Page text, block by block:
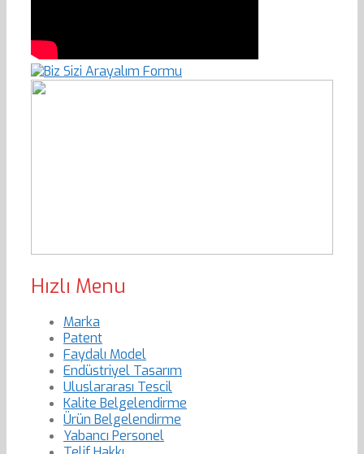
Hızlı Menu
Marka
Patent
Faydalı Model
Endüstriyel Tasarım
Uluslararası Tescil
Kalite Belgelendirme
Ürün Belgelendirme
Yabancı Personel